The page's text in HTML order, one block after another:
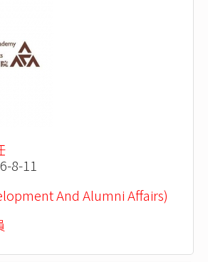
8-11
And Alumni Affairs)